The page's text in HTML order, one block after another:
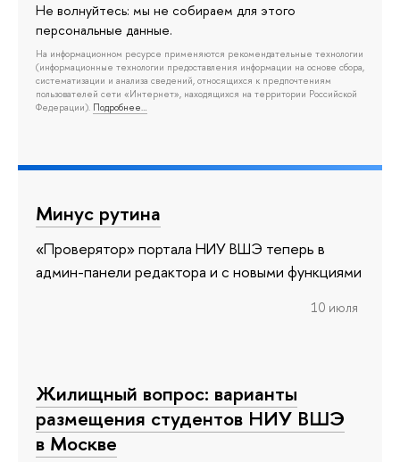
Не волнуйтесь: мы не собираем для этого
персональные данные.
На информационном ресурсе применяются рекомендательные технологии
(информационные технологии предоставления информации на основе сбора,
систематизации и анализа сведений, относящихся к предпочтениям
пользователей сети «Интернет», находящихся на территории Российской
Федерации). Подробнее…
Минус рутина
«Проверятор» портала НИУ ВШЭ теперь в
админ-панели редактора и с новыми функциями
10 июля
Жилищный вопрос: варианты
размещения студентов НИУ ВШЭ
в Москве